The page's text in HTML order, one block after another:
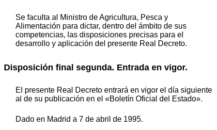
Se faculta al Ministro de Agricultura, Pesca y
Alimentación para dictar, dentro del ámbito de sus
competencias, las disposiciones precisas para el
desarrollo y aplicación del presente Real Decreto.
Disposición final segunda. Entrada en vigor.
El presente Real Decreto entrará en vigor el día siguiente
al de su publicación en el «Boletín Oficial del Estado».
Dado en Madrid a 7 de abril de 1995.